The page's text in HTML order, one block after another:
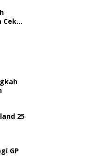
Cek
25
GP